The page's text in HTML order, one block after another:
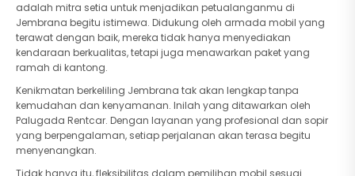
adalah mitra setia untuk menjadikan petualanganmu di
Jembrana begitu istimewa. Didukung oleh armada mobil yang
terawat dengan baik, mereka tidak hanya menyediakan
kendaraan berkualitas, tetapi juga menawarkan paket yang
ramah di kantong.
Kenikmatan berkeliling Jembrana tak akan lengkap tanpa
kemudahan dan kenyamanan. Inilah yang ditawarkan oleh
Palugada Rentcar. Dengan layanan yang profesional dan sopir
yang berpengalaman, setiap perjalanan akan terasa begitu
menyenangkan.
Tidak hanya itu, fleksibilitas dalam pemilihan mobil sesuai